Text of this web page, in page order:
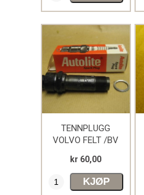
TENNPLUGG
VOLVO FELT /BV
kr 60,00
KJØP